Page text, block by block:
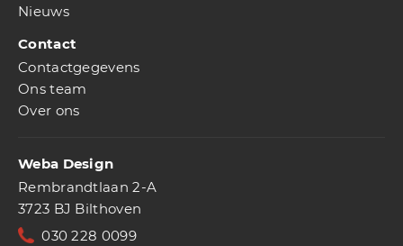
Nieuws
Contact
Contactgegevens
Ons team
Over ons
Weba Design
Rembrandtlaan 2-A
3723 BJ Bilthoven
030 228 0099